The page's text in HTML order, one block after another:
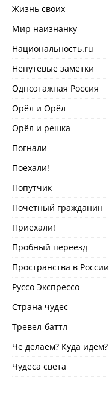
Жизнь своих
Мир наизнанку
Национальность.ru
Непутевые заметки
Одноэтажная Россия
Орёл и Орёл
Орёл и решка
Погнали
Поехали!
Попутчик
Почетный гражданин
Приехали!
Пробный переезд
Пространства в России
Руссо Экспрессо
Страна чудес
Тревел-баттл
Чё делаем? Куда идём?
Чудеса света